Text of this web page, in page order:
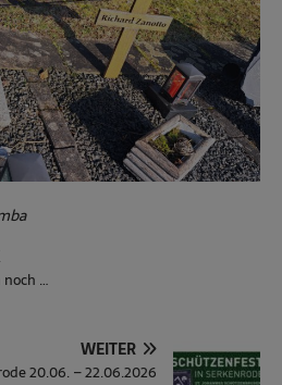
noch …
WEITER
20.06. – 22.06.2026